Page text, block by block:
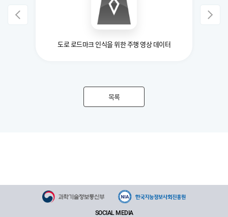
도로 로드마크 인식을 위한 주행 영상 데이터
목록
SOCIAL MEDIA